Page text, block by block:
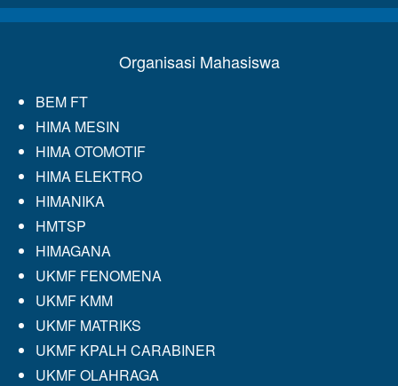
Organisasi Mahasiswa
BEM FT
HIMA MESIN
HIMA OTOMOTIF
HIMA ELEKTRO
HIMANIKA
HMTSP
HIMAGANA
UKMF FENOMENA
UKMF KMM
UKMF MATRIKS
UKMF KPALH CARABINER
UKMF OLAHRAGA